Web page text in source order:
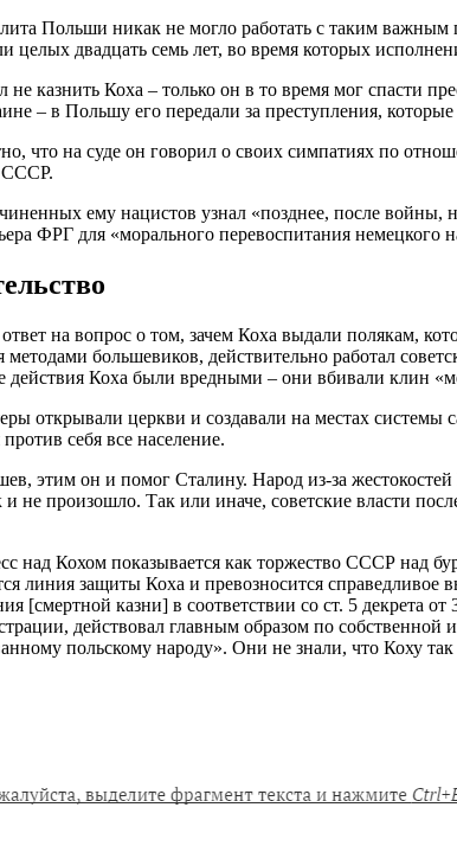
Польши никак не могло работать с таким
целых двадцать семь лет, во время которых
казнить Коха – только он в то время мог спасти
– в Польшу его передали за преступления,
что на суде он говорил о своих симпатиях по
СССР.
ему нацистов узнал «позднее, после
ФРГ для «морального перевоспитания
на вопрос о том, зачем Коха выдали полякам,
большевиков, действительно работал
действия Коха были вредными – они вбивали клин
открывали церкви и создавали на местах
себя все население.
этим он и помог Сталину. Народ из-за
не произошло. Так или иначе, советские власти
над Кохом показывается как торжество СССР
линия защиты Коха и превозносится
[смертной казни] в соответствии со ст. 5 декрета
действовал главным образом по
польскому народу». Они не знали, что Коху